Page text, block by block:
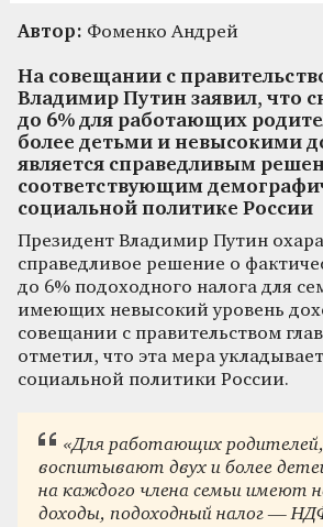
Автор: Фоменко Андрей
На совещании с
Владимир Путин заявил, что
до 6% для работающих
более детьми и невысокими
является справедливым
соответствующим
социальной политике России
Президент Владимир Путин
справедливое решение о
до 6% подоходного налога для
имеющих невысокий уровень
совещании с правительством
отметил, что эта мера
социальной политики России.
«Для работающих
воспитывают двух и более
на каждого члена семьи имеют
доходы, подоходный налог —